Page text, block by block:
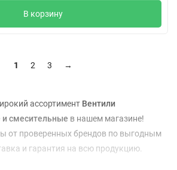
В корзину
1 2 3 →
ассортимент Вентили
смесительные в нашем магазине!
от проверенных брендов по выгодным
и гарантия на всю продукцию.